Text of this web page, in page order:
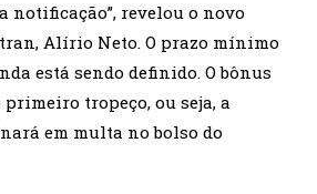
notificação”, revelou o novo
Alírio Neto. O prazo mínimo
está sendo definido. O bônus
tropeço, ou seja, a
em multa no bolso do